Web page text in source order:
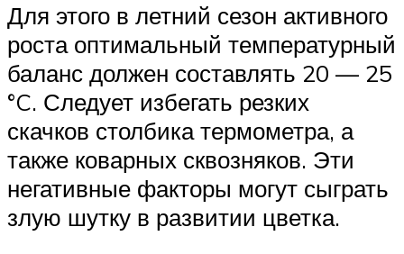
Для этого в летний сезон активного
роста оптимальный температурный
баланс должен составлять 20 — 25
°C. Следует избегать резких
скачков столбика термометра, а
также коварных сквозняков. Эти
негативные факторы могут сыграть
злую шутку в развитии цветка.